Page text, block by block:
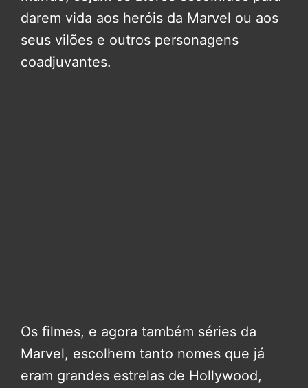
darem vida aos heróis da Marvel ou aos
seus vilões e outros personagens
coadjuvantes.
Os filmes, e agora também séries da
Marvel, escolhem tanto nomes que já
eram grandes estrelas de Hollywood,